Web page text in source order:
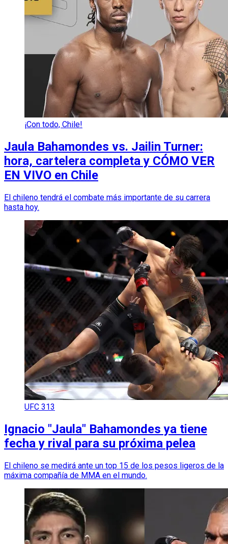
¡Con todo, Chile!
Jaula Bahamondes vs. Jailin Turner:
hora, cartelera completa y CÓMO VER
EN VIVO en Chile
El chileno tendrá el combate más importante de su carrera
hasta hoy.
UFC 313
Ignacio "Jaula" Bahamondes ya tiene
fecha y rival para su próxima pelea
El chileno se medirá ante un top 15 de los pesos ligeros de la
máxima compañía de MMA en el mundo.